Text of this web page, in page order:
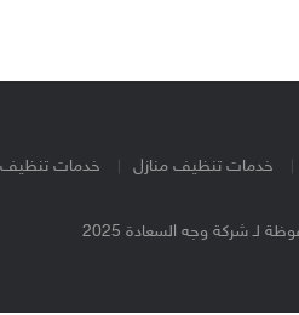
خدمات تنظيف منازل خدمات تنظيف
لـ شركة وجه السعادة 2025